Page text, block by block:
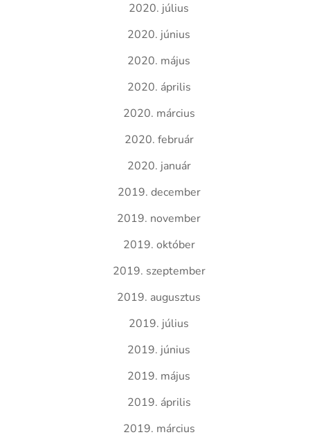
2020. július
2020. június
2020. május
2020. április
2020. március
2020. február
2020. január
2019. december
2019. november
2019. október
2019. szeptember
2019. augusztus
2019. július
2019. június
2019. május
2019. április
2019. március